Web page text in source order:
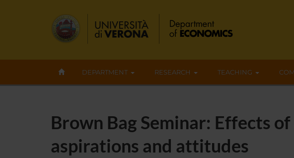
DEPARTMENT RESEARCH TEACHING
Brown Bag Seminar: Effects
aspirations and attitudes